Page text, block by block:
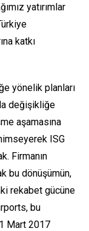
yatırımlar
katkı
yönelik planları
değişikliğe
aşamasına
ISG
Firmanın
bu dönüşümün,
rekabet gücüne
bu
1 Mart 2017